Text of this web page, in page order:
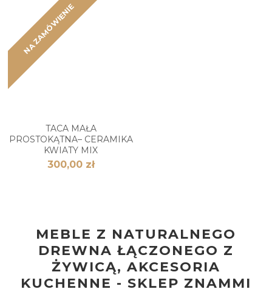
NA ZAMÓWIENIE
TACA MAŁA
PROSTOKĄTNA– CERAMIKA
KWIATY MIX
300,00 zł
MEBLE Z NATURALNEGO
DREWNA ŁĄCZONEGO Z
ŻYWICĄ, AKCESORIA
KUCHENNE - SKLEP ZNAMMI